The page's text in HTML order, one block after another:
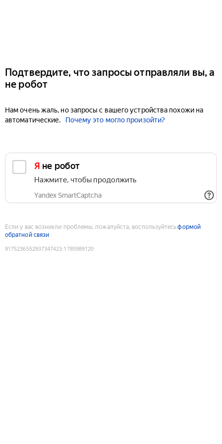
Подтвердите, что запросы отправляли вы, а
не робот
Нам очень жаль, но запросы с вашего устройства похожи на
автоматические.
Почему это могло произойти?
Я не робот
Нажмите, чтобы продолжить
Yandex SmartCaptcha
Если у вас возникли проблемы, пожалуйста, воспользуйтесьформой
обратной связи
9175236552937347423:1785989120